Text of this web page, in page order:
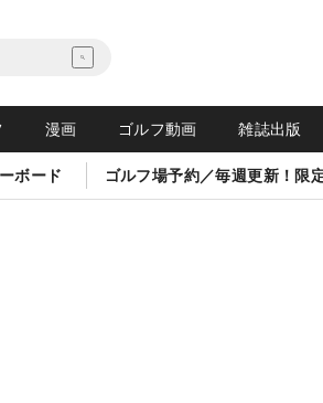
漫画 ゴルフ動画 雑誌出版
ボード ゴルフ場予約／毎週更新！限